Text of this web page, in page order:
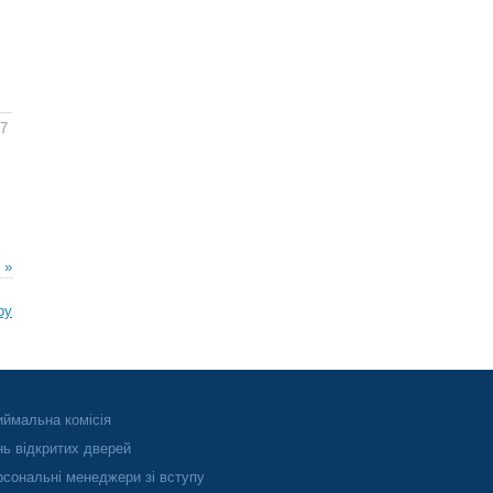
»
комісія
відкритих дверей
менеджери зі вступу